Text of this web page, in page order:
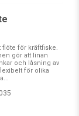
flöte för kräftfiske.
gör att linan
och låsning av
för olika